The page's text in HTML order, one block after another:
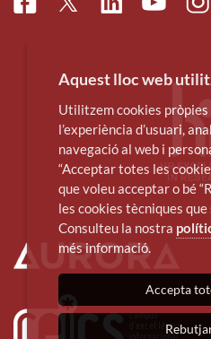
Twitter Youtube
Aquest lloc web
Utilitzem cookies
l’experiència d’usuari,
navegació al web i
“Acceptar totes les
que voleu acceptar o bé
les cookies tècniques
Consulteu la nostra
més informació.
Accepta